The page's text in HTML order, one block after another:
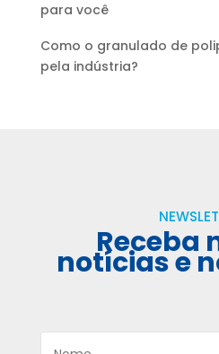
para você
Como o granulado de
pela indústria?
Receba
notícias e